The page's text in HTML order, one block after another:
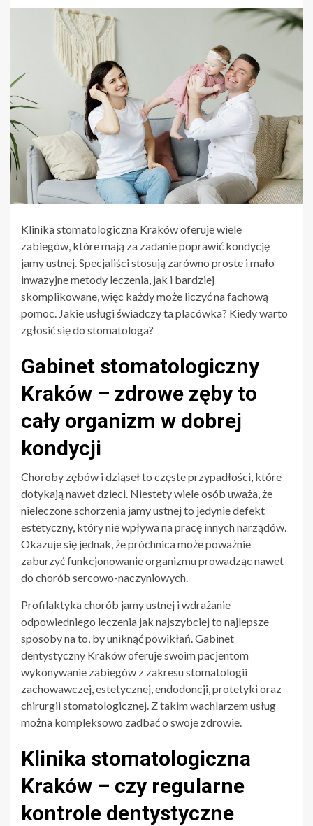
Klinika stomatologiczna Kraków oferuje wiele
zabiegów, które mają za zadanie poprawić kondycję
jamy ustnej. Specjaliści stosują zarówno proste i mało
inwazyjne metody leczenia, jak i bardziej
skomplikowane, więc każdy może liczyć na fachową
pomoc. Jakie usługi świadczy ta placówka? Kiedy warto
zgłosić się do stomatologa?
Gabinet stomatologiczny
Kraków – zdrowe zęby to
cały organizm w dobrej
kondycji
Choroby zębów i dziąseł to częste przypadłości, które
dotykają nawet dzieci. Niestety wiele osób uważa, że
nieleczone schorzenia jamy ustnej to jedynie defekt
estetyczny, który nie wpływa na pracę innych narządów.
Okazuje się jednak, że próchnica może poważnie
zaburzyć funkcjonowanie organizmu prowadząc nawet
do chorób sercowo-naczyniowych.
Profilaktyka chorób jamy ustnej i wdrażanie
odpowiedniego leczenia jak najszybciej to najlepsze
sposoby na to, by uniknąć powikłań. Gabinet
dentystyczny Kraków oferuje swoim pacjentom
wykonywanie zabiegów z zakresu stomatologii
zachowawczej, estetycznej, endodoncji, protetyki oraz
chirurgii stomatologicznej. Z takim wachlarzem usług
można kompleksowo zadbać o swoje zdrowie.
Klinika stomatologiczna
Kraków – czy regularne
kontrole dentystyczne